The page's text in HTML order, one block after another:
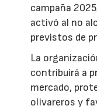
campaña
activó al no
previstos de
La
contribuirá a
mercado,
olivareros y